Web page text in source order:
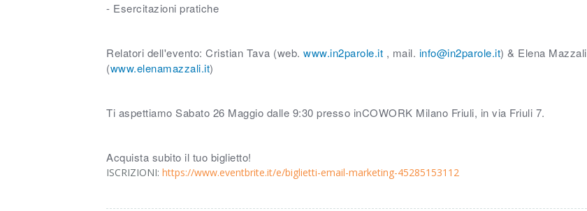
- Esercitazioni pratiche
Relatori dell'evento: Cristian Tava (web. www.in2parole.it , mail. info@in2parole.it) & Elena Mazzali
(www.elenamazzali.it)
Ti aspettiamo Sabato 26 Maggio dalle 9:30 presso inCOWORK Milano Friuli, in via Friuli 7.
Acquista subito il tuo biglietto!
ISCRIZIONI: https://www.eventbrite.it/e/biglietti-email-marketing-45285153112